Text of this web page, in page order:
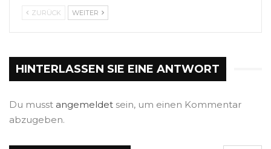
ZURÜCK WEITER
HINTERLASSEN SIE EINE ANTWORT
Du musst angemeldet sein, um einen Kommentar
abzugeben.